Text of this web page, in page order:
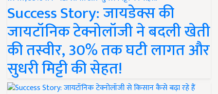
Success Story: जायडेक्स की
जायटॉनिक टेक्नोलॉजी ने बदली खेती
की तस्वीर, 30% तक घटी लागत और
सुधरी मिट्टी की सेहत!